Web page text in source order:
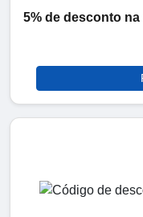
5% de desconto